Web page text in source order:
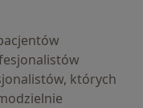
których